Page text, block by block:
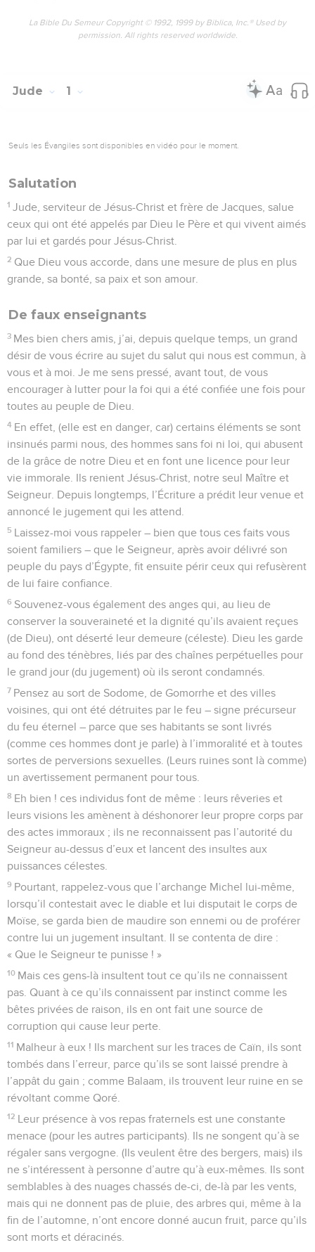
La Bible Du Semeur Copyright © 1992, 1999 by Biblica, Inc.® Used by
permission. All rights reserved worldwide.
Jude 1
Seuls les Évangiles sont disponibles en vidéo pour le moment.
Salutation
1 Jude, serviteur de Jésus-Christ et frère de Jacques, salue
ceux qui ont été appelés par Dieu le Père et qui vivent aimés
par lui et gardés pour Jésus-Christ.
2 Que Dieu vous accorde, dans une mesure de plus en plus
grande, sa bonté, sa paix et son amour.
De faux enseignants
3 Mes bien chers amis, j’ai, depuis quelque temps, un grand
désir de vous écrire au sujet du salut qui nous est commun, à
vous et à moi. Je me sens pressé, avant tout, de vous
encourager à lutter pour la foi qui a été confiée une fois pour
toutes au peuple de Dieu.
4 En effet, (elle est en danger, car) certains éléments se sont
insinués parmi nous, des hommes sans foi ni loi, qui abusent
de la grâce de notre Dieu et en font une licence pour leur
vie immorale. Ils renient Jésus-Christ, notre seul Maître et
Seigneur. Depuis longtemps, l’Écriture a prédit leur venue et
annoncé le jugement qui les attend.
5 Laissez-moi vous rappeler – bien que tous ces faits vous
soient familiers – que le Seigneur, après avoir délivré son
peuple du pays d’Égypte, fit ensuite périr ceux qui refusèrent
de lui faire confiance.
6 Souvenez-vous également des anges qui, au lieu de
conserver la souveraineté et la dignité qu’ils avaient reçues
(de Dieu), ont déserté leur demeure (céleste). Dieu les garde
au fond des ténèbres, liés par des chaînes perpétuelles pour
le grand jour (du jugement) où ils seront condamnés.
7 Pensez au sort de Sodome, de Gomorrhe et des villes
voisines, qui ont été détruites par le feu – signe précurseur
du feu éternel – parce que ses habitants se sont livrés
(comme ces hommes dont je parle) à l’immoralité et à toutes
sortes de perversions sexuelles. (Leurs ruines sont là comme)
un avertissement permanent pour tous.
8 Eh bien ! ces individus font de même : leurs rêveries et
leurs visions les amènent à déshonorer leur propre corps par
des actes immoraux ; ils ne reconnaissent pas l’autorité du
Seigneur au-dessus d’eux et lancent des insultes aux
puissances célestes.
9 Pourtant, rappelez-vous que l’archange Michel lui-même,
lorsqu’il contestait avec le diable et lui disputait le corps de
Moïse, se garda bien de maudire son ennemi ou de proférer
contre lui un jugement insultant. Il se contenta de dire :
« Que le Seigneur te punisse ! »
10 Mais ces gens-là insultent tout ce qu’ils ne connaissent
pas. Quant à ce qu’ils connaissent par instinct comme les
bêtes privées de raison, ils en ont fait une source de
corruption qui cause leur perte.
11 Malheur à eux ! Ils marchent sur les traces de Caïn, ils sont
tombés dans l’erreur, parce qu’ils se sont laissé prendre à
l’appât du gain ; comme Balaam, ils trouvent leur ruine en se
révoltant comme Qoré.
12 Leur présence à vos repas fraternels est une constante
menace (pour les autres participants). Ils ne songent qu’à se
régaler sans vergogne. (Ils veulent être des bergers, mais) ils
ne s’intéressent à personne d’autre qu’à eux-mêmes. Ils sont
semblables à des nuages chassés de-ci, de-là par les vents,
mais qui ne donnent pas de pluie, des arbres qui, même à la
fin de l’automne, n’ont encore donné aucun fruit, parce qu’ils
sont morts et déracinés.